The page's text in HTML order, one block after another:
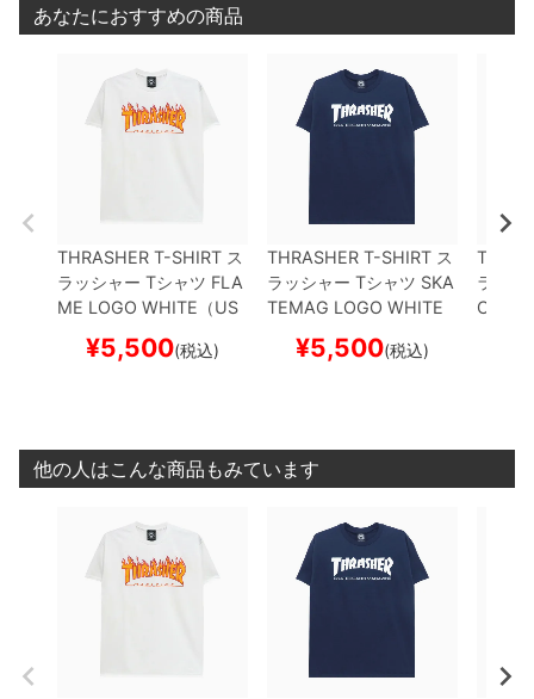
あなたにおすすめの商品
THRASHER T-SHIRT ス
ラッシャー Tシャツ FLA
ME LOGO WHITE（US
スケボー
¥5,500(税込)
THRASHER T-SHIRT ス
ラッシャー Tシャツ SKA
TEMAG LOGO WHITE
ートボード スケボー
¥5,500(税込)
ラッシ
他の人はこんな商品もみています